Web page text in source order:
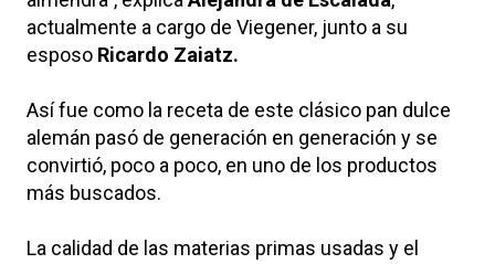
actualmente a cargo de Viegener, junto a su
esposo Ricardo Zaiatz.
Así fue como la receta de este clásico pan dulce
alemán pasó de generación en generación y se
convirtió, poco a poco, en uno de los productos
más buscados.
La calidad de las materias primas usadas y el